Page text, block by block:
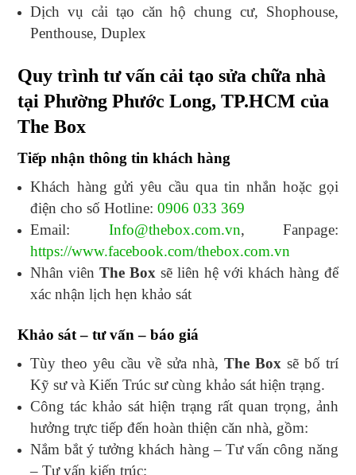
Dịch vụ cải tạo căn hộ chung cư, Shophouse,
Penthouse, Duplex
Quy trình tư vấn cải tạo sửa chữa nhà
tại Phường Phước Long, TP.HCM của
The Box
Tiếp nhận thông tin khách hàng
Khách hàng gửi yêu cầu qua tin nhắn hoặc gọi
điện cho số Hotline:0906 033 369
Email: Info@thebox.com.vn, Fanpage:
https://www.facebook.com/thebox.com.vn
Nhân viênThe Box sẽ liên hệ với khách hàng để
xác nhận lịch hẹn khảo sát
Khảo sát – tư vấn – báo giá
Tùy theo yêu cầu về sửa nhà, The Box sẽ bố trí
Kỹ sư và Kiến Trúc sư cùng khảo sát hiện trạng.
Công tác khảo sát hiện trạng rất quan trọng, ảnh
hưởng trực tiếp đến hoàn thiện căn nhà, gồm:
Nắm bắt ý tưởng khách hàng – Tư vấn công năng
– Tư vấn kiến trúc;